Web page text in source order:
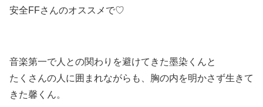
安全FFさんのオススメで♡
音楽第一で人との関わりを避けてきた墨染くんと
たくさんの人に囲まれながらも、胸の内を明かさず生きて
きた馨くん。